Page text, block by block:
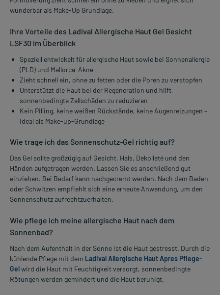
wunderbar als Make-Up Grundlage.
Ihre Vorteile des Ladival Allergische Haut Gel Gesicht
LSF30 im Überblick
Speziell entwickelt für allergische Haut sowie bei Sonnenallergie
(PLD) und Mallorca-Akne
Zieht schnell ein, ohne zu fetten oder die Poren zu verstopfen
Unterstützt die Haut bei der Regeneration und hilft,
sonnenbedingte Zellschäden zu reduzieren
Kein Pilling, keine weißen Rückstände, keine Augenreizungen –
ideal als Make-up-Grundlage
Wie trage ich das Sonnenschutz-Gel richtig auf?
Das Gel sollte großzügig auf Gesicht, Hals, Dekolleté und den
Händen aufgetragen werden. Lassen Sie es anschließend gut
einziehen. Bei Bedarf kann nachgecremt werden. Nach dem Baden
oder Schwitzen empfiehlt sich eine erneute Anwendung, um den
Sonnenschutz aufrechtzuerhalten.
Wie pflege ich meine allergische Haut nach dem
Sonnenbad?
Nach dem Aufenthalt in der Sonne ist die Haut gestresst. Durch die
kühlende Pflege mit dem Ladival Allergische Haut Apres Pflege-
Gelwird die Haut mit Feuchtigkeit versorgt, sonnenbedingte
Rötungen werden gemindert und die Haut beruhigt.